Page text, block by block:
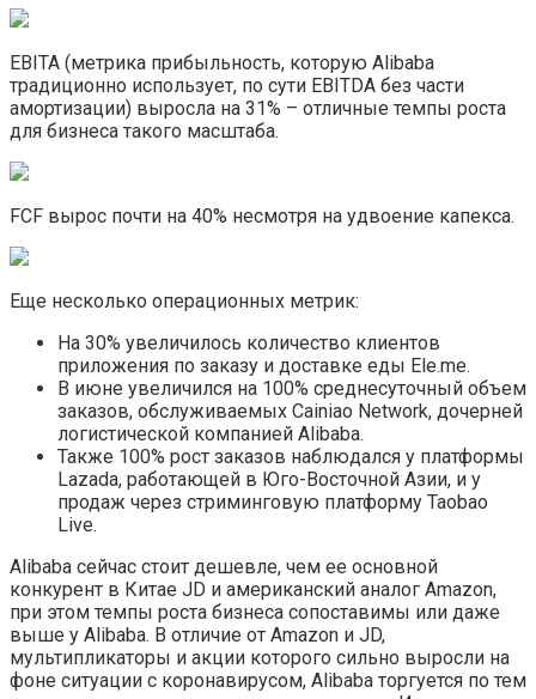
EBITA (метрика прибыльность, которую Alibaba
традиционно использует, по сути EBITDA без части
амортизации) выросла на 31% – отличные темпы роста
для бизнеса такого масштаба.
FCF вырос почти на 40% несмотря на удвоение капекса.
Еще несколько операционных метрик:
На 30% увеличилось количество клиентов
приложения по заказу и доставке еды Ele.me.
В июне увеличился на 100% среднесуточный объем
заказов, обслуживаемых Cainiao Network, дочерней
логистической компанией Alibaba.
Также 100% рост заказов наблюдался у платформы
Lazada, работающей в Юго-Восточной Азии, и у
продаж через стриминговую платформу Taobao
Live.
Alibaba сейчас стоит дешевле, чем ее основной
конкурент в Китае JD и американский аналог Amazon,
при этом темпы роста бизнеса сопоставимы или даже
выше у Alibaba. В отличие от Amazon и JD,
мультипликаторы и акции которого сильно выросли на
фоне ситуации с коронавирусом, Alibaba торгуется по тем